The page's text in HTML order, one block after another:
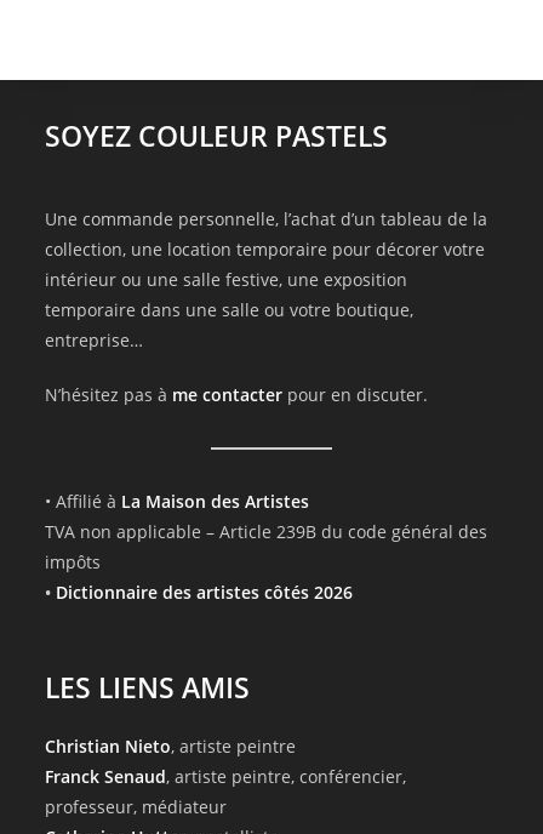
SOYEZ COULEUR PASTELS
Une commande personnelle, l’achat d’un tableau de la
collection, une location temporaire pour décorer votre
intérieur ou une salle festive, une exposition
temporaire dans une salle ou votre boutique,
entreprise…
N’hésitez pas à me contacter pour en discuter.
• Affilié à La Maison des Artistes
TVA non applicable – Article 239B du code général des
impôts
• Dictionnaire des artistes côtés 2026
LES LIENS AMIS
Christian Nieto, artiste peintre
Franck Senaud, artiste peintre, conférencier,
professeur, médiateur